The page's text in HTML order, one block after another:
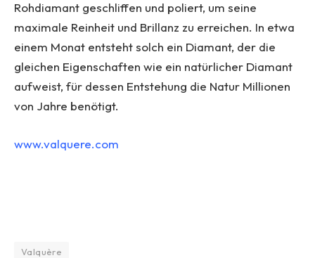
Rohdiamant geschliffen und poliert, um seine
maximale Reinheit und Brillanz zu erreichen. In etwa
einem Monat entsteht solch ein Diamant, der die
gleichen Eigenschaften wie ein natürlicher Diamant
aufweist, für dessen Entstehung die Natur Millionen
von Jahre benötigt.
www.valquere.com
Valquère